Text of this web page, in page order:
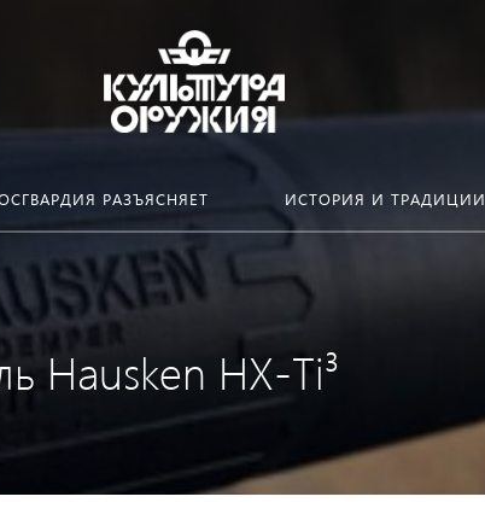
РАЗЪЯСНЯЕТ ИСТОРИЯ И ТРАДИЦИИ
Hausken HX-Ti³